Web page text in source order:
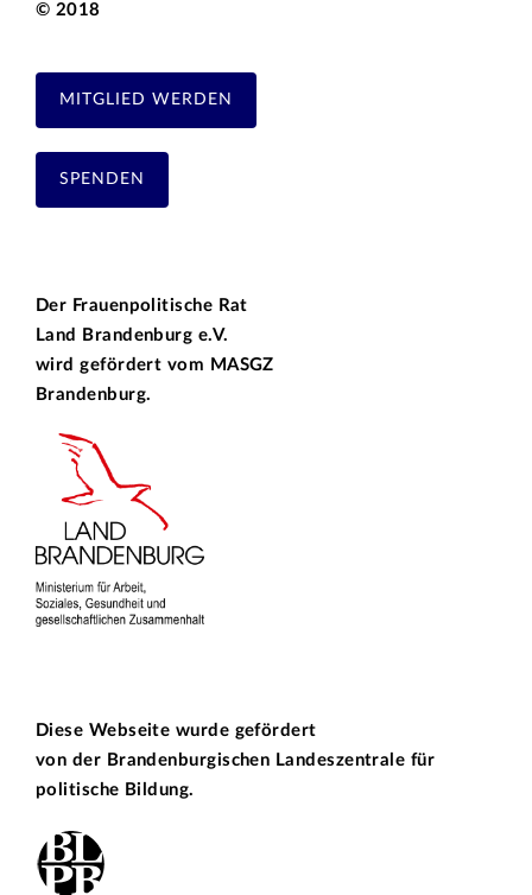
© 2018
MITGLIED WERDEN
SPENDEN
Der Frauenpolitische Rat
Land Brandenburg e.V.
wird gefördert vom MASGZ
Brandenburg.
Diese Webseite wurde gefördert
von der Brandenburgischen Landeszentrale für
politische Bildung.